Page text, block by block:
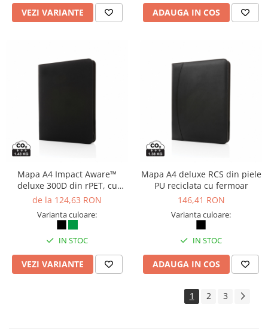
VEZI VARIANTE ADAUGA IN COS
Mapa A4 Impact Aware™
deluxe 300D din rPET, cu
fermoar
de la 124,63 RON
Varianta culoare:
IN STOC
VEZI VARIANTE
Mapa A4 deluxe RCS din piele
PU reciclata cu fermoar
146,41 RON
Varianta culoare:
IN STOC
ADAUGA IN COS
1 2 3